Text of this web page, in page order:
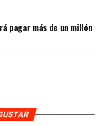
pagar más de un millón